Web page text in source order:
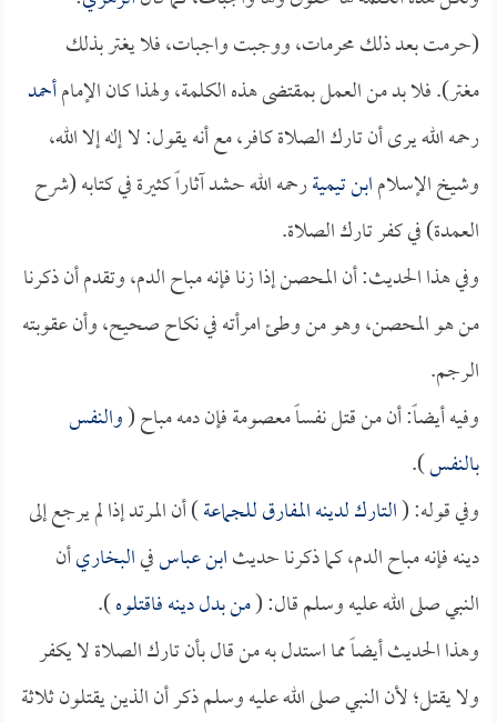
(حرمت بعد ذلك محرمات، ووجبت واجبات، فلا يغتر بذلك
مغتر). فلا بد من العمل بمقتضى هذه الكلمة، ولهذا كان الإمامأحمد
رحمه الله يرى أن تارك الصلاة كافر، مع أنه يقول: لا إله إلا الله،
وشيخ الإسلامابن تيميةرحمه الله حشد آثاراً كثيرة في كتابه (شرح
العمدة) في كفر تارك الصلاة.
وفي هذا الحديث: أن المحصن إذا زنا فإنه مباح الدم، وتقدم أن ذكرنا
من هو المحصن، وهو من وطئ امرأته في نكاح صحيح، وأن عقوبته
الرجم.
وفيه أيضاً: أن من قتل نفساً معصومة فإن دمه مباح (والنفس
بالنفس).
وفي قوله: (التارك لدينه المفارق للجماعة) أن المرتد إذا لم يرجع إلى
دينه فإنه مباح الدم، كما ذكرنا حديثابن عباسفيالبخاريأن
النبي صلى الله عليه وسلم قال: (من بدل دينه فاقتلوه).
وهذا الحديث أيضاً مما استدل به من قال بأن تارك الصلاة لا يكفر
ولا يقتل؛ لأن النبي صلى الله عليه وسلم ذكر أن الذين يقتلون ثلاثة